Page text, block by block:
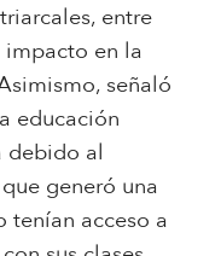
entre
en la
señaló
educación
debido al
generó una
tenían acceso a